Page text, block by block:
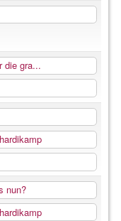
die gra...
nun?